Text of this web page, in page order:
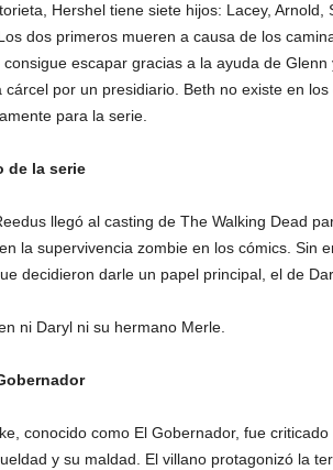
Hershel tiene siete hijos: Lacey, Arnold,
dos primeros mueren a causa de los
escapar gracias a la ayuda de
cárcel por un presidiario. Beth no existe en
para la serie.
de la serie
llegó al casting de The Walking Dead
la supervivencia zombie en los cómics. Sin
decidieron darle un papel principal, el de
ni Daryl ni su hermano Merle.
conocido como El Gobernador, fue
y su maldad. El villano protagonizó la